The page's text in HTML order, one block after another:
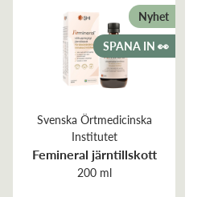
Svenska Örtmedicinska
Institutet
Femineral järntillskott
200 ml
Nyhet
SPANA IN 👀